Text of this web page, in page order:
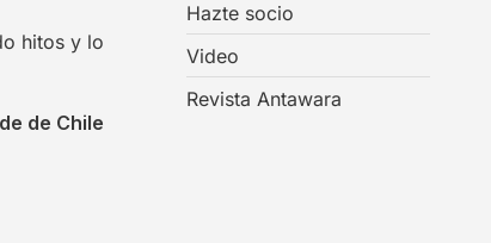
hitos y lo
de Chile
Hazte socio
Video
Revista Antawara